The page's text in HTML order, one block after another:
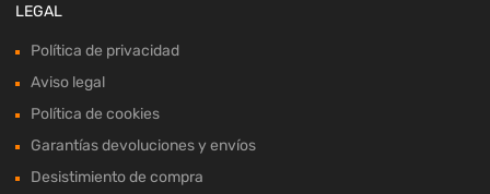
LEGAL
Política de privacidad
Aviso legal
Política de cookies
Garantías devoluciones y envíos
Desistimiento de compra